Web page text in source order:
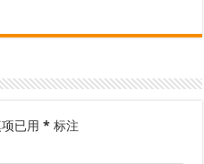
项已用* 标注